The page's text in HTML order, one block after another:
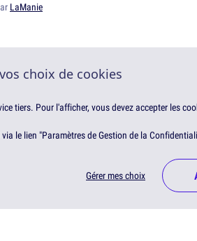
LaManie
choix de cookies
tiers. Pour l'afficher, vous devez accepter les
le lien "Paramètres de Gestion de la
Gérer mes choix